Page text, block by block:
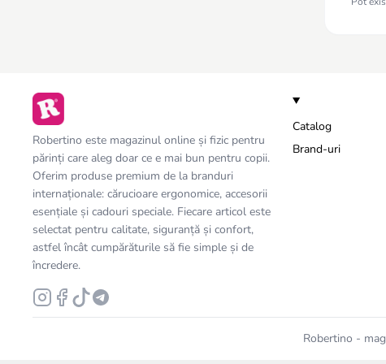
Catalog
Brand-uri
Robertino este magazinul online și fizic pentru
părinți care aleg doar ce e mai bun pentru copii.
Oferim produse premium de la branduri
internaționale: cărucioare ergonomice, accesorii
esențiale și cadouri speciale. Fiecare articol este
selectat pentru calitate, siguranță și confort,
astfel încât cumpărăturile să fie simple și de
încredere.
Robertino -